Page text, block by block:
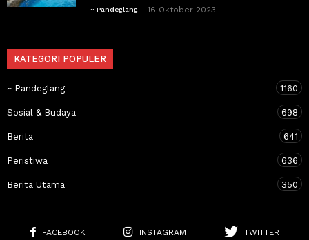
~ Pandeglang 16 Oktober 2023
KATEGORI POPULER
~ Pandeglang 1160
Sosial & Budaya 698
Berita 641
Peristiwa 636
Berita Utama 350
FACEBOOK INSTAGRAM TWITTER